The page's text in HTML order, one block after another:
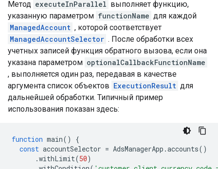
Метод executeInParallel выполняет функцию,
указанную параметром functionName для каждой
ManagedAccount , которой соответствует
ManagedAccountSelector . После обработки всех
учетных записей функция обратного вызова, если она
указана параметром optionalCallbackFunctionName
, выполняется один раз, передавая в качестве
аргумента список объектов ExecutionResult для
дальнейшей обработки. Типичный пример
использования показан здесь:
function main()
{
const accountSelector = AdsManagerApp .accounts()
.withLimit(50)